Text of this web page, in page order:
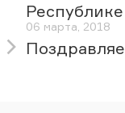
Республике
06 марта, 2018